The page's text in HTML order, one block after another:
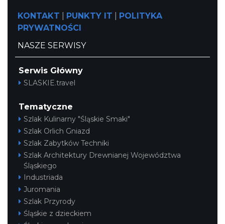
KONTAKT PUNKTY IT
POLITYKA
PRYWATNOŚCI
NASZE SERWISY
Serwis Główny
SLASKIE.travel
Tematyczne
Szlak Kulinarny "Śląskie Smaki"
Szlak Orlich Gniazd
Szlak Zabytków Techniki
Szlak Architektury Drewnianej Województwa
Śląskiego
Industriada
Juromania
Szlak Przyrody
Śląskie z dzieckiem